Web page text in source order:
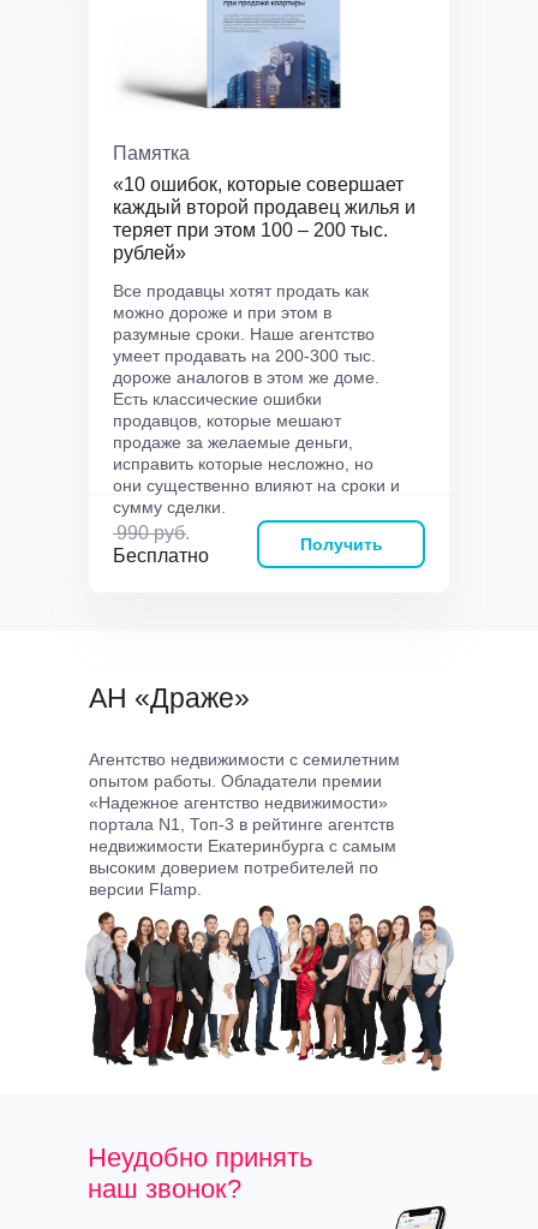
Памятка
«10 ошибок, которые совершает
каждый второй продавец жилья и
теряет при этом 100 – 200 тыс.
рублей»
990 руб.
Бесплатно
Получить
Все продавцы хотят продать как
можно дороже и при этом в
разумные сроки. Наше агентство
умеет продавать на 200-300 тыс.
дороже аналогов в этом же доме.
Есть классические ошибки
продавцов, которые мешают
продаже за желаемые деньги,
исправить которые несложно, но
они существенно влияют на сроки и
сумму сделки.
АН «Драже»
Агентство недвижимости с семилетним
опытом работы. Обладатели премии
«Надежное агентство недвижимости»
портала N1, Топ-3 в рейтинге агентств
недвижимости Екатеринбурга с самым
высоким доверием потребителей по
версии Flamp.
Неудобно принять
наш звонок?